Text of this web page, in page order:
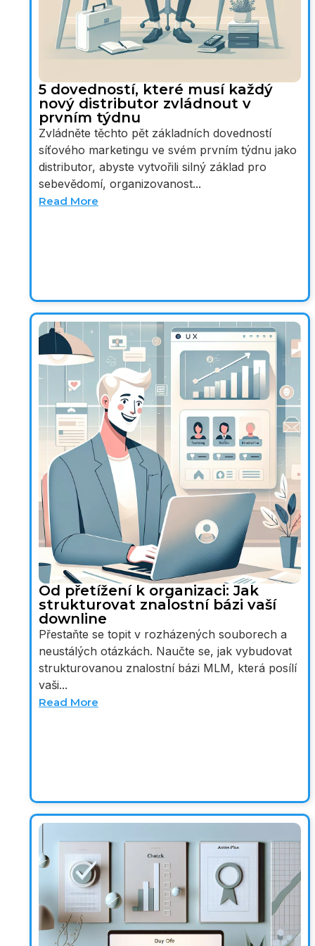
5 dovedností, které musí každý
nový distributor zvládnout v
prvním týdnu
Zvládněte těchto pět základních dovedností
síťového marketingu ve svém prvním týdnu jako
distributor, abyste vytvořili silný základ pro
sebevědomí, organizovanost...
Read More
Od přetížení k organizaci: Jak
strukturovat znalostní bázi vaší
downline
Přestaňte se topit v rozházených souborech a
neustálých otázkách. Naučte se, jak vybudovat
strukturovanou znalostní bázi MLM, která posílí
vaši...
Read More